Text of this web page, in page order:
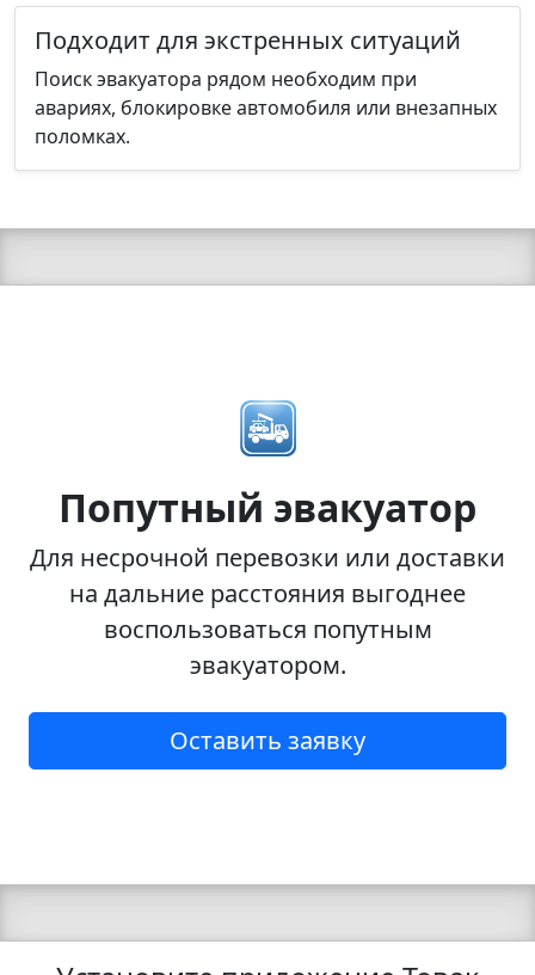
Подходит для экстренных ситуаций
Поиск эвакуатора рядом необходим при
авариях, блокировке автомобиля или внезапных
поломках.
Попутный эвакуатор
Для несрочной перевозки или доставки
на дальние расстояния выгоднее
воспользоваться попутным
эвакуатором.
Оставить заявку